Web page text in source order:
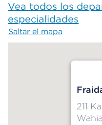
Vea todos los
especialidades
Saltar el mapa
211